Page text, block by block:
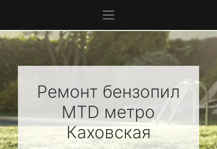
Ремонт бензопил
MTD метро
Каховская